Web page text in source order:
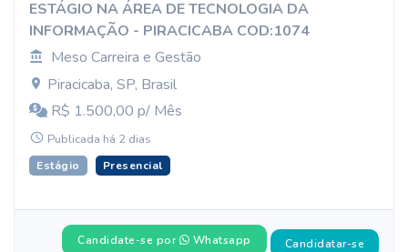
ESTÁGIO NA ÁREA DE TECNOLOGIA DA
INFORMAÇÃO - PIRACICABA COD:1074
Meso Carreira e Gestão
Piracicaba, SP, Brasil
R$ 1.500,00 p/ Mês
Publicada há 2 dias
Estágio Presencial
Candidate-se por Whatsapp Candidatar-se